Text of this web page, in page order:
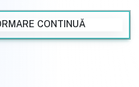
CONTINUĂ